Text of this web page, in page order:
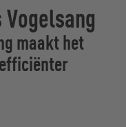
maakt het